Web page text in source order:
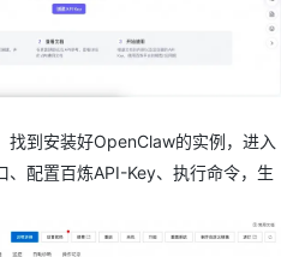
找到安装好OpenClaw的实例，进入
、配置百炼API-Key、执行命令，生